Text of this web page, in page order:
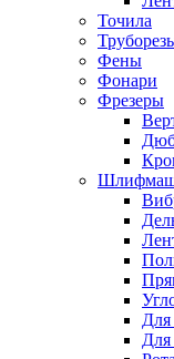
Точила
Фены
Фонари
Фрезеры
Для
Для